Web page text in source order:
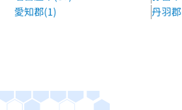
愛知郡(1)
丹羽